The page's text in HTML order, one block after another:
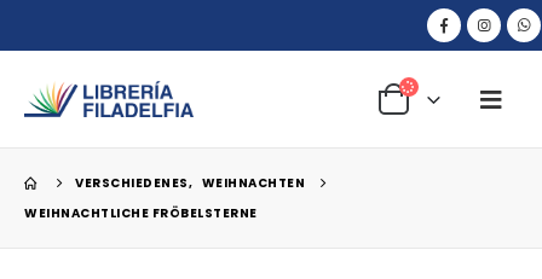
VERSCHIEDENES, WEIHNACHTEN
WEIHNACHTLICHE FRÖBELSTERNE